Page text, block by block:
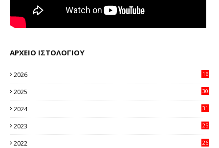
ΑΡΧΕΙΟ ΙΣΤΟΛΟΓΙΟΥ
2026
16
2025
30
2024
31
2023
25
2022
26